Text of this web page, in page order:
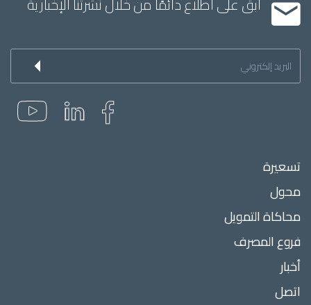
Inscription
la
Menu
de
page
تسعيرة
محول
محاكاة التمويل
فروع المصرف
أخبار
اتصل